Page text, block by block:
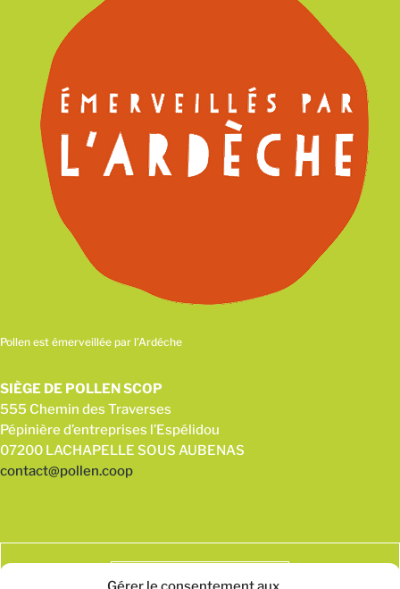
Pollen est émerveillée par l’Ardéche
SIÈGE DE POLLEN SCOP
555 Chemin des Traverses
Pépinière d’entreprises l’Espélidou
07200 LACHAPELLE SOUS AUBENAS
contact@pollen.coop